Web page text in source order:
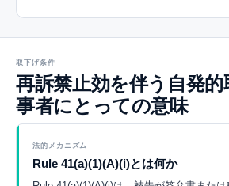
取下げ条件
再訴禁止効を伴う自発的
事者にとっての意味
法的メカニズム
Rule 41(a)(1)(A)(i)とは何か